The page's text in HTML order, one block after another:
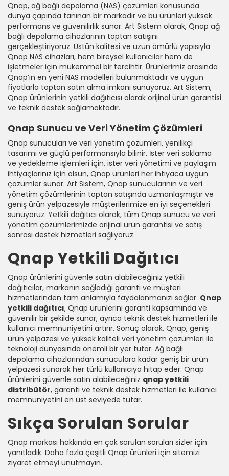
Qnap, ağ bağlı depolama (NAS) çözümleri konusunda
dünya çapında tanınan bir markadır ve bu ürünleri yüksek
performans ve güvenilirlik sunar. Art Sistem olarak, Qnap ağ
bağlı depolama cihazlarının toptan satışını
gerçekleştiriyoruz. Üstün kalitesi ve uzun ömürlü yapısıyla
Qnap NAS cihazları, hem bireysel kullanıcılar hem de
işletmeler için mükemmel bir tercihtir. Ürünlerimiz arasında
Qnap’ın en yeni NAS modelleri bulunmaktadır ve uygun
fiyatlarla toptan satın alma imkanı sunuyoruz. Art Sistem,
Qnap ürünlerinin yetkili dağıtıcısı olarak orijinal ürün garantisi
ve teknik destek sağlamaktadır.
Qnap Sunucu ve Veri Yönetim Çözümleri
Qnap sunucuları ve veri yönetim çözümleri, yenilikçi
tasarımı ve güçlü performansıyla bilinir. İster veri saklama
ve yedekleme işlemleri için, ister veri yönetimi ve paylaşım
ihtiyaçlarınız için olsun, Qnap ürünleri her ihtiyaca uygun
çözümler sunar. Art Sistem, Qnap sunucularının ve veri
yönetim çözümlerinin toptan satışında uzmanlaşmıştır ve
geniş ürün yelpazesiyle müşterilerimize en iyi seçenekleri
sunuyoruz. Yetkili dağıtıcı olarak, tüm Qnap sunucu ve veri
yönetim çözümlerimizde orijinal ürün garantisi ve satış
sonrası destek hizmetleri sağlıyoruz.
Qnap Yetkili Dağıtıcı
Qnap ürünlerini güvenle satın alabileceğiniz yetkili
dağıtıcılar, markanın sağladığı garanti ve müşteri
hizmetlerinden tam anlamıyla faydalanmanızı sağlar. Qnap
yetkili dağıtıcı, Qnap ürünlerini garanti kapsamında ve
güvenilir bir şekilde sunar, ayrıca teknik destek hizmetleri ile
kullanıcı memnuniyetini artırır. Sonuç olarak, Qnap, geniş
ürün yelpazesi ve yüksek kaliteli veri yönetim çözümleri ile
teknoloji dünyasında önemli bir yer tutar. Ağ bağlı
depolama cihazlarından sunuculara kadar geniş bir ürün
yelpazesi sunarak her türlü kullanıcıya hitap eder. Qnap
ürünlerini güvenle satın alabileceğiniz qnap yetkili
distribütör, garanti ve teknik destek hizmetleri ile kullanıcı
memnuniyetini en üst seviyede tutar.
Sıkça Sorulan Sorular
Qnap markası hakkında en çok sorulan soruları sizler için
yanıtladık. Daha fazla çeşitli Qnap ürünleri için sitemizi
ziyaret etmeyi unutmayın.